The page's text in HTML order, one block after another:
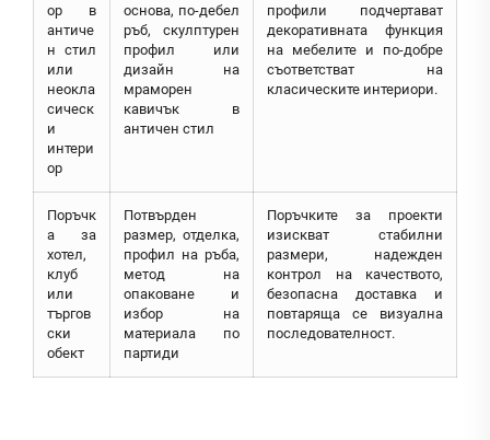
ор в
античе
н стил
или
неокла
сическ
и
интери
ор
основа, по-дебел
ръб, скулптурен
профил или
дизайн на
мраморен
кавичък в
античен стил
профили подчертават
декоративната функция
на мебелите и по-добре
съответстват на
класическите интериори.
Поръчк
а за
хотел,
клуб
или
търгов
ски
обект
Потвърден
размер, отделка,
профил на ръба,
метод на
опаковане и
избор на
материала по
партиди
Поръчките за проекти
изискват стабилни
размери, надежден
контрол на качеството,
безопасна доставка и
повтаряща се визуална
последователност.